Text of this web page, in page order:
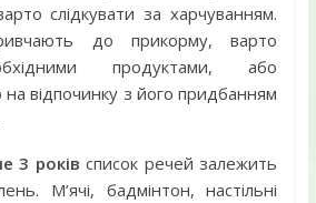
слідкувати за харчуванням.
до прикорму, варто
продуктами, або
відпочинку з його придбанням
3 роківсписок речей залежить
М’ячі, бадмінтон, настільні